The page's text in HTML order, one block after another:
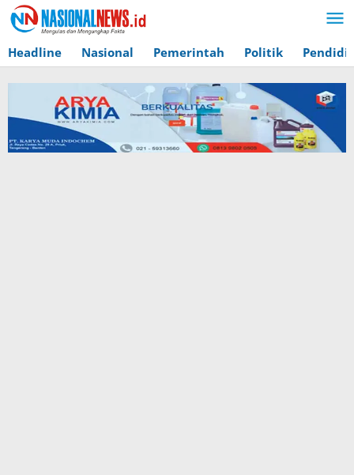
Lewati
ke
konten
Headline Nasional Pemerintah Politik